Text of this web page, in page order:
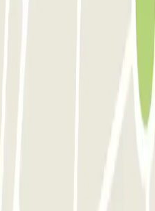
Zaventem
- Service Voiturier
à proximité INDIGO